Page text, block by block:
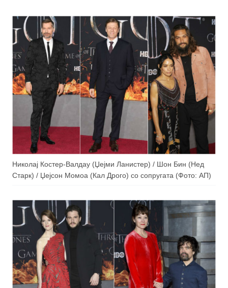
Николај Костер-Валдау (Џејми Ланистер) / Шон Бин (Нед
Старк) / Џејсон Момоа (Кал Дрого) со сопругата (Фото: АП)